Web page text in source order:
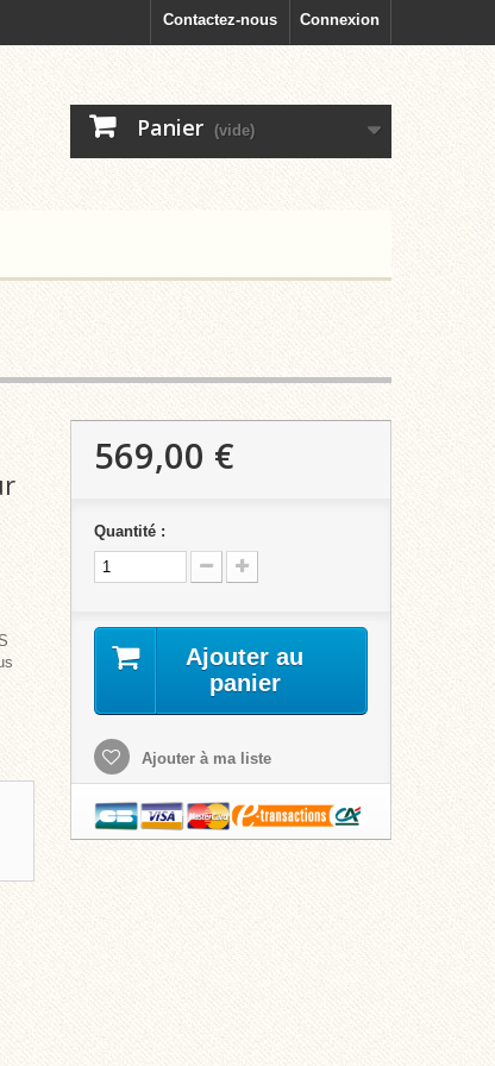
Connexion
Contactez-nous
Panier (vide)
569,00 €
Quantité :
Ajouter au
panier
Ajouter à ma liste